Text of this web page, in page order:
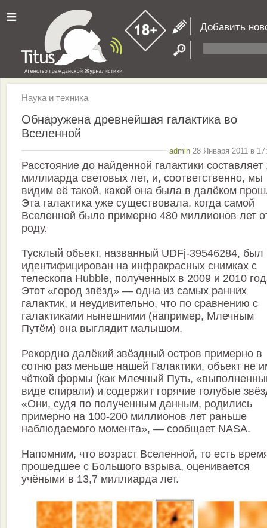
≡ Добавить
Наука и техника
Обнаружена древнейшая галактика во
Вселенной
admin 28 Января 2011 в
Расстояние до найденной галактики составляет
миллиарда световых лет, и, соответственно, мы
видим её такой, какой она была в далёком
Эта галактика уже существовала, когда самой
Вселенной было примерно 480 миллионов лет
роду.
Тусклый объект, названный UDFj-39546284, был
идентифицирован на инфракрасных снимках с
телескопа Hubble, полученных в 2009 и 2010
Этот «город звёзд» — одна из самых ранних
галактик, и неудивительно, что по сравнению с
галактиками нынешними (например, Млечным
Путём) она выглядит малышом.
Рекордно далёкий звёздный остров примерно в
сотню раз меньше нашей Галактики, объект не
чёткой формы (как Млечный Путь,
виде спирали) и содержит горячие голубые
«Они, судя по полученным данным, родились
примерно на 100-200 миллионов лет раньше
наблюдаемого момента», — сообщает NASA.
Напомним, что возраст Вселенной, то есть
прошедшее с Большого взрыва, оценивается
учёными в 13,7 миллиарда лет.